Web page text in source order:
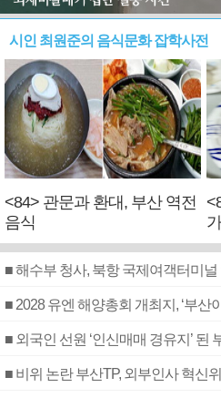
시인 최원준의 음식문화 잡학사전
<84> 관문과 환대, 부산 역전
음식
■ 해수부 청사, 북항 국제여객터미널
■ 2028 유엔 해양총회 개최지, ‘부산
■ 외국인 선원 ‘인신매매 경유지’
■ 비위 논란 부산TP, 외부인사 혁신위